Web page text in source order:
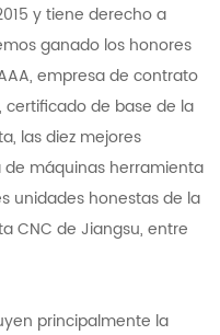
y tiene derecho a
ganado los honores
empresa de contrato
de base de la
las diez mejores
máquinas herramienta
unidades honestas de la
CNC de Jiangsu, entre
principalmente la